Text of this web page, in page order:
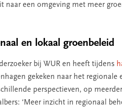
naar een omgeving met meer
en lokaal groenbeleid
bij WUR en heeft tijdens
gekeken naar het
perspectieven, op
‘Meer inzicht in regionaal
leiderschap
bij zelfkennis’